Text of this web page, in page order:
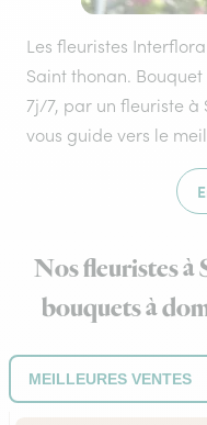
Les fleuristes
Saint thonan.
7j/7, par un fleuriste à
vous guide vers le
Nos fleuristes à
bouquets à